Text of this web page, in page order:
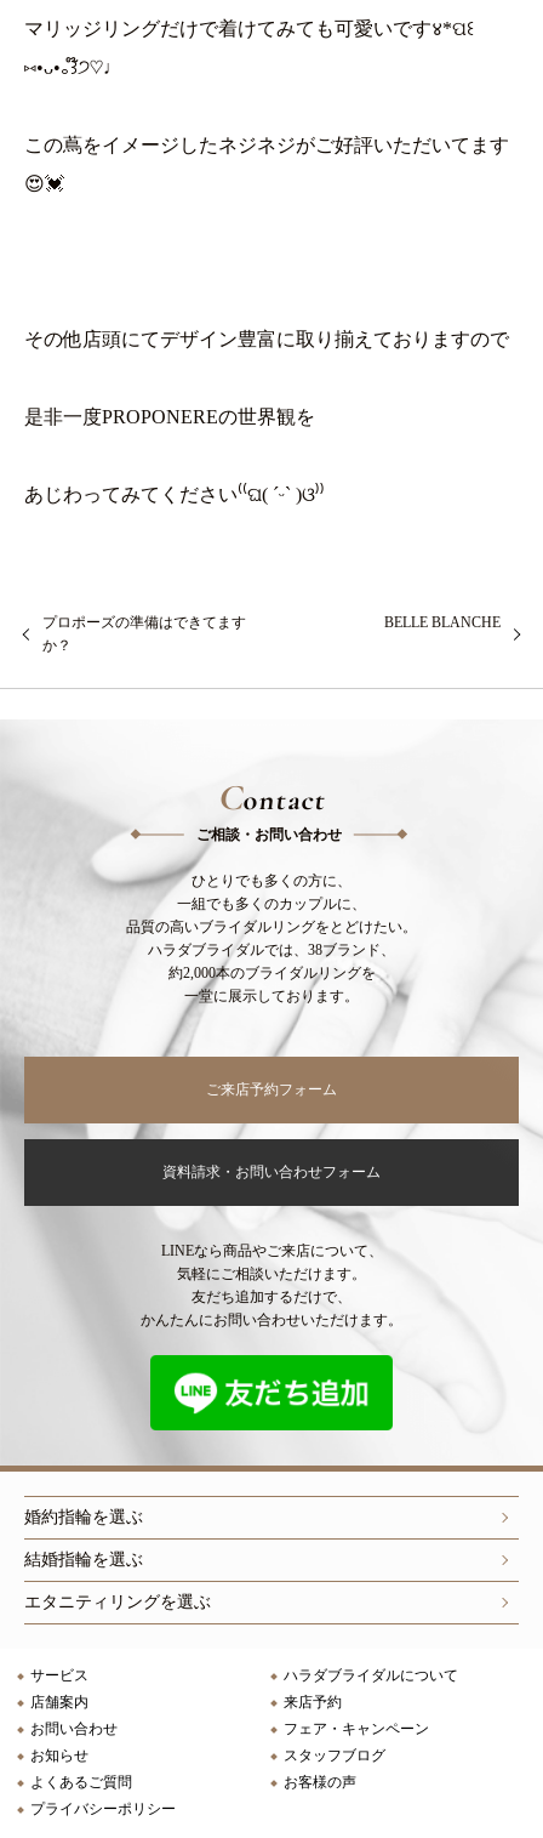
マリッジリングだけで着けてみても可愛いです४*ପ꒰
⑅•ᴗ•｡꒱໊੭♡♩
この蔦をイメージしたネジネジがご好評いただいてます
😍💓
その他店頭にてデザイン豊富に取り揃えておりますので
是非一度PROPONEREの世界観を
あじわってみてください⁽⁽ଘ( ˊᵕˋ )ଓ⁾⁾
プロポーズの準備はできてます
か？
BELLE BLANCHE
Contact
ご相談・お問い合わせ
ひとりでも多くの方に、
一組でも多くのカップルに、
品質の高いブライダルリングをとどけたい。
ハラダブライダルでは、38ブランド、
約2,000本のブライダルリングを
一堂に展示しております。
ご来店予約フォーム
資料請求・お問い合わせフォーム
LINEなら商品やご来店について、
気軽にご相談いただけます。
友だち追加するだけで、
かんたんにお問い合わせいただけます。
婚約指輪を選ぶ
結婚指輪を選ぶ
エタニティリングを選ぶ
サービス
ハラダブライダルについて
店舗案内
来店予約
お問い合わせ
フェア・キャンペーン
お知らせ
スタッフブログ
よくあるご質問
お客様の声
プライバシーポリシー